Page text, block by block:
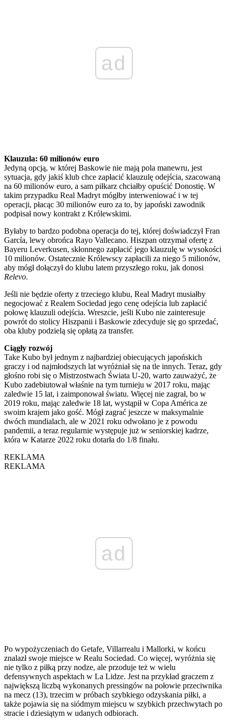
ad
Klauzula: 60 milionów euro
Jedyną opcją, w której Baskowie nie mają pola manewru, jest
sytuacja, gdy jakiś klub chce zapłacić klauzulę odejścia, szacowaną
na 60 milionów euro, a sam piłkarz chciałby opuścić Donostię. W
takim przypadku Real Madryt mógłby interweniować i w tej
operacji, płacąc 30 milionów euro za to, by japoński zawodnik
podpisał nowy kontrakt z Królewskimi.
Byłaby to bardzo podobna operacja do tej, której doświadczył Fran
García, lewy obrońca Rayo Vallecano. Hiszpan otrzymał ofertę z
Bayeru Leverkusen, skłonnego zapłacić jego klauzulę w wysokości
10 milionów. Ostatecznie Królewscy zapłacili za niego 5 milionów,
aby mógł dołączył do klubu latem przyszłego roku, jak donosi
Relevo.
Jeśli nie będzie oferty z trzeciego klubu, Real Madryt musiałby
negocjować z Realem Sociedad jego cenę odejścia lub zapłacić
połowę klauzuli odejścia. Wreszcie, jeśli Kubo nie zainteresuje
powrót do stolicy Hiszpanii i Baskowie zdecyduje się go sprzedać,
oba kluby podzielą się opłatą za transfer.
Ciągły rozwój
Take Kubo był jednym z najbardziej obiecujących japońskich
graczy i od najmłodszych lat wyróżniał się na tle innych. Teraz, gdy
głośno robi się o Mistrzostwach Świata U-20, warto zauważyć, że
Kubo zadebiutował właśnie na tym turnieju w 2017 roku, mając
zaledwie 15 lat, i zaimponował światu. Więcej nie zagrał, bo w
2019 roku, mając zaledwie 18 lat, wystąpił w Copa América ze
swoim krajem jako gość. Mógł zagrać jeszcze w maksymalnie
dwóch mundialach, ale w 2021 roku odwołano je z powodu
pandemii, a teraz regularnie występuje już w seniorskiej kadrze,
która w Katarze 2022 roku dotarła do 1/8 finału.
REKLAMA
REKLAMA
ad
Po wypożyczeniach do Getafe, Villarrealu i Mallorki, w końcu
znalazł swoje miejsce w Realu Sociedad. Co więcej, wyróżnia się
nie tylko z piłką przy nodze, ale przoduje też w wielu
defensywnych aspektach w La Lidze. Jest na przykład graczem z
największą liczbą wykonanych pressingów na połowie przeciwnika
na mecz (13), trzecim w próbach szybkiego odzyskania piłki, a
także pojawia się na siódmym miejscu w szybkich przechwytach po
stracie i dziesiątym w udanych odbiorach.